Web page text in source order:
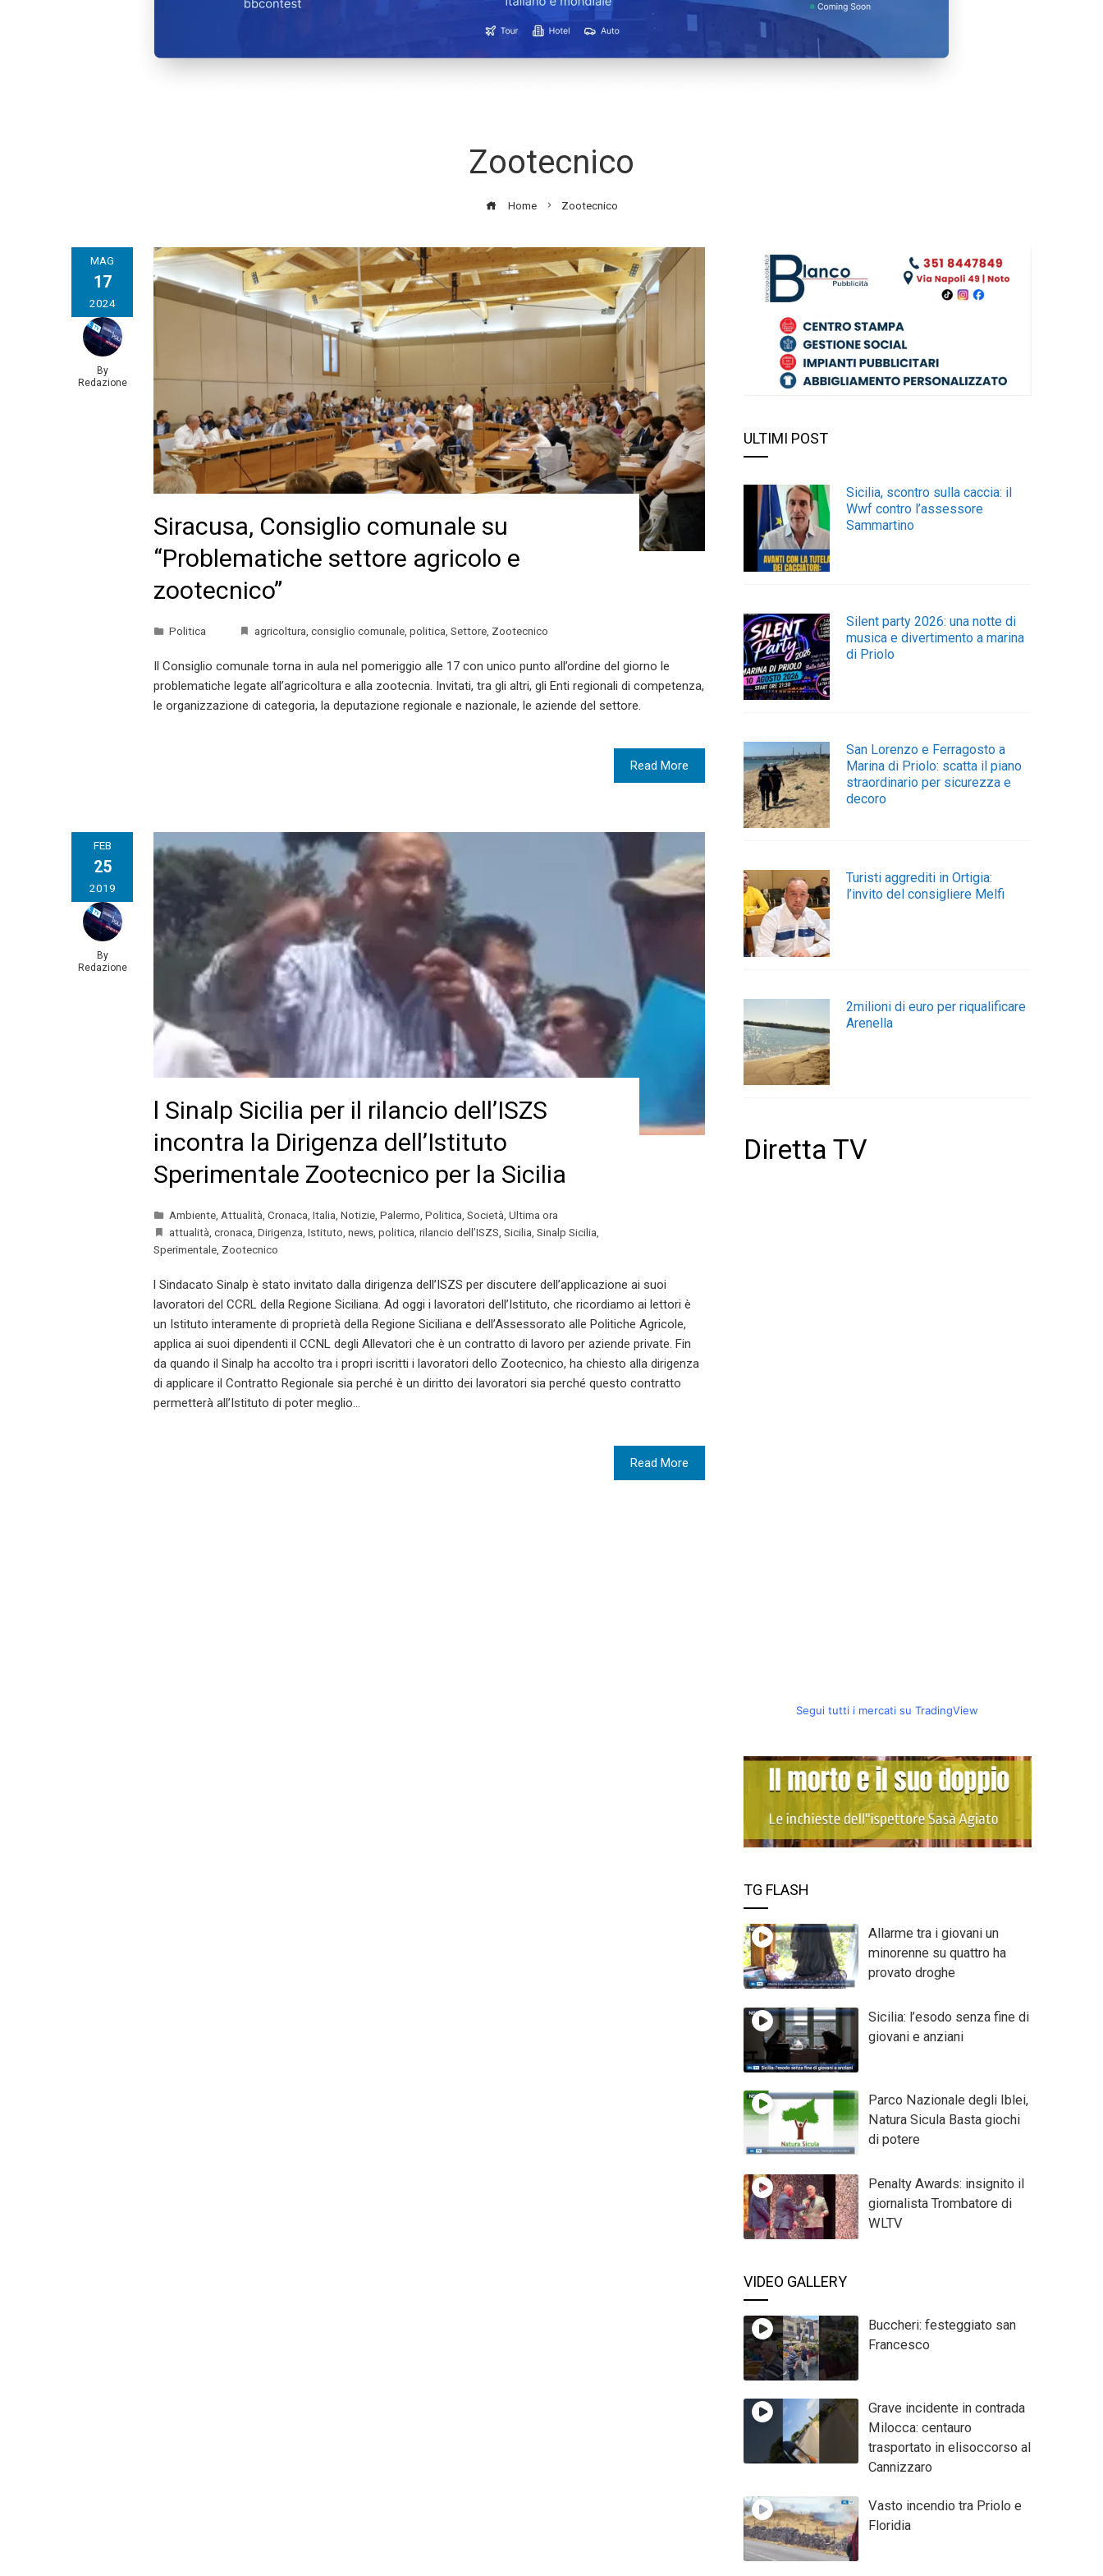
Zootecnico
Home Zootecnico
MAG
17
2024
By
Redazione
Siracusa, Consiglio comunale su
“Problematiche settore agricolo e
zootecnico”
Politica agricoltura consiglio comunale politica Settore Zootecnico
Il Consiglio comunale torna in aula nel pomeriggio alle 17 con unico punto all’ordine del giorno le
problematiche legate all’agricoltura e alla zootecnia. Invitati, tra gli altri, gli Enti regionali di competenza,
le organizzazione di categoria, la deputazione regionale e nazionale, le aziende del settore.
Read More
FEB
25
2019
By
Redazione
l Sinalp Sicilia per il rilancio dell’ISZS
incontra la Dirigenza dell’Istituto
Sperimentale Zootecnico per la Sicilia
Ambiente, Attualità, Cronaca, Italia, Notizie, Palermo, Politica, Società, Ultima ora
attualità, cronaca, Dirigenza, Istituto, news, politica, rilancio dell’ISZS, Sicilia, Sinalp Sicilia,
Sperimentale, Zootecnico
l Sindacato Sinalp è stato invitato dalla dirigenza dell’ISZS per discutere dell’applicazione ai suoi
lavoratori del CCRL della Regione Siciliana. Ad oggi i lavoratori dell’Istituto, che ricordiamo ai lettori è
un Istituto interamente di proprietà della Regione Siciliana e dell’Assessorato alle Politiche Agricole,
applica ai suoi dipendenti il CCNL degli Allevatori che è un contratto di lavoro per aziende private. Fin
da quando il Sinalp ha accolto tra i propri iscritti i lavoratori dello Zootecnico, ha chiesto alla dirigenza
di applicare il Contratto Regionale sia perché è un diritto dei lavoratori sia perché questo contratto
permetterà all’Istituto di poter meglio…
Read More
ULTIMI POST
Sicilia, scontro sulla caccia: il
Wwf contro l’assessore
Sammartino
Silent party 2026: una notte di
musica e divertimento a marina
di Priolo
San Lorenzo e Ferragosto a
Marina di Priolo: scatta il piano
straordinario per sicurezza e
decoro
Turisti aggrediti in Ortigia:
l’invito del consigliere Melfi
2milioni di euro per riqualificare
Arenella
Diretta TV
Segui tutti i mercati su TradingView
TG FLASH
Allarme tra i giovani un
minorenne su quattro ha
provato droghe
Sicilia: l’esodo senza fine di
giovani e anziani
Parco Nazionale degli Iblei,
Natura Sicula Basta giochi
di potere
Penalty Awards: insignito il
giornalista Trombatore di
WLTV
VIDEO GALLERY
Buccheri: festeggiato san
Francesco
Grave incidente in contrada
Milocca: centauro
trasportato in elisoccorso al
Cannizzaro
Vasto incendio tra Priolo e
Floridia